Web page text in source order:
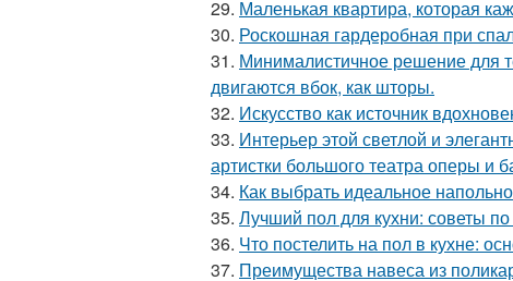
29. Маленькая квартира, которая
30. Роскошная гардеробная при
31. Минималистичное решение для
двигаются вбок, как шторы.
32. Искусство как источник
33. Интерьер этой светлой и
артистки большого театра оперы и
34. Как выбрать идеальное
35. Лучший пол для кухни: советы
36. Что постелить на пол в кухне:
37. Преимущества навеса из